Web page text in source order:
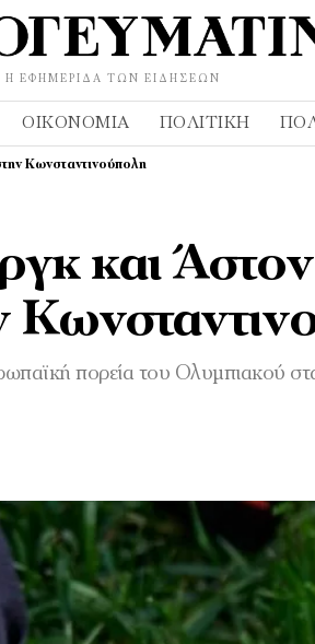
Η ΕΦΗΜΕΡΊΔΑ ΤΩΝ ΕΙΔΉΣΕΩΝ
ΟΙΚΟΝΟΜΊΑ ΠΟΛΙΤΙΚΉ
Κωνσταντινούπολη
και
πορεία του Ολυμπιακού